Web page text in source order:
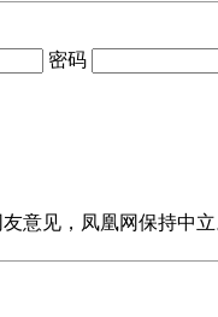
密码
意见，凤凰网保持中